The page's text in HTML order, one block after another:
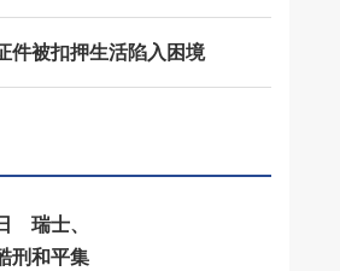
件被扣押生活陷入困境
瑞士、
刑和平集